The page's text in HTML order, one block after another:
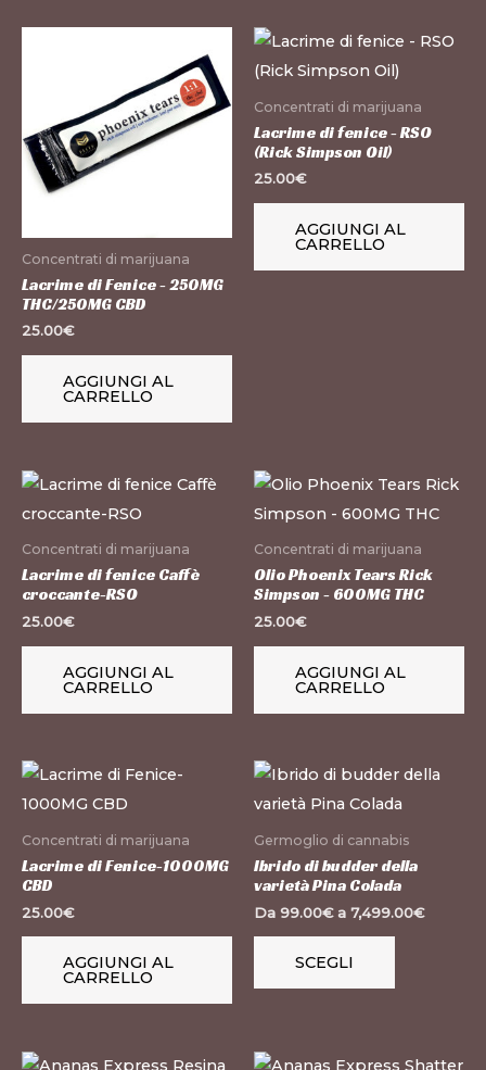
Concentrati di marijuana
Lacrime di Fenice - 250MG
THC/250MG CBD
25.00€
AGGIUNGI AL
CARRELLO
Concentrati di marijuana
Lacrime di fenice - RSO
(Rick Simpson Oil)
25.00€
AGGIUNGI AL
CARRELLO
Concentrati di marijuana
Lacrime di fenice Caffè
croccante-RSO
25.00€
AGGIUNGI AL
CARRELLO
Concentrati di marijuana
Olio Phoenix Tears Rick
Simpson - 600MG THC
25.00€
AGGIUNGI AL
CARRELLO
Concentrati di marijuana
Lacrime di Fenice-1000MG
CBD
25.00€
AGGIUNGI AL
CARRELLO
Germoglio di cannabis
Ibrido di budder della
varietà Pina Colada
Da 99.00€a 7,499.00€
SCEGLI
Questo
prodotto
ha
più
varianti.
Le
Questo Questo